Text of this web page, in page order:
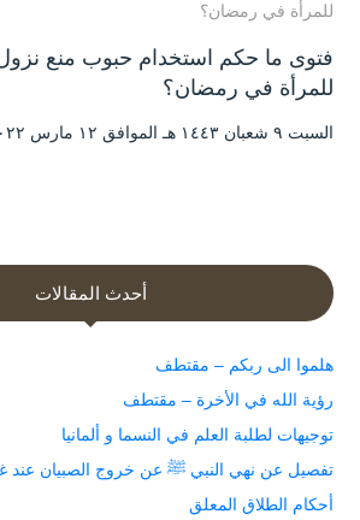
للمرأة في رمضان؟
فتوى ما حكم استخدام حبوب منع نزول
للمرأة في رمضان؟
السبت ۹ شعبان ۱٤٤۳ هـ الموافق ۱۲ مارس ۲۰۲۲ مـ |
أحدث المقالات
هلموا الى ربكم – مقتطف
رؤية الله في الأخرة – مقتطف
توجيهات لطلبة العلم في النسما و ألمانيا
تفصيل عن نهي النبي ﷺ عن خروج الصبيان
أحكام الطلاق المعلق